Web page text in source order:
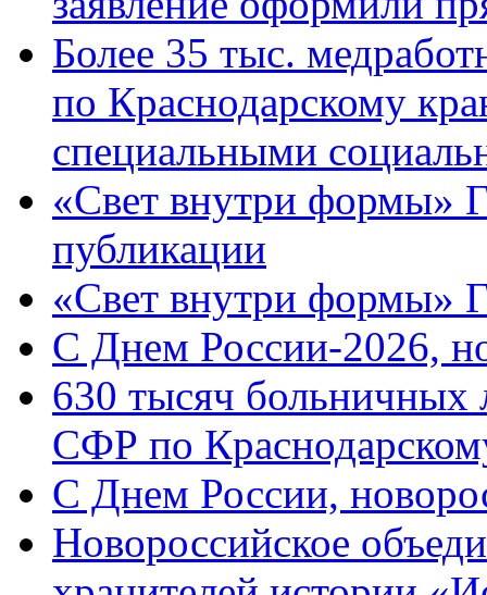
Более 35 тыс.
по Краснодарскому
специальными
«Свет внутри формы»
публикации
«Свет внутри формы»
C Днем России-2026,
630 тысяч больничных
СФР по
C Днем России,
Новороссийское